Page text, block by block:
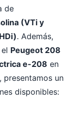
de
(VTi y
. Además,
Peugeot 208
e-208 en
presentamos un
disponibles: